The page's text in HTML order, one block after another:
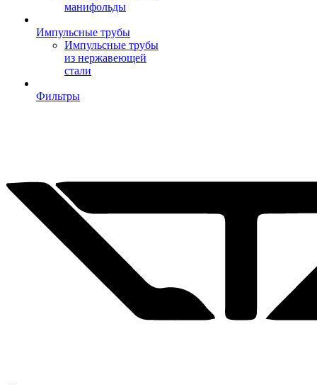
манифольды
Импульсные трубы
Импульсные трубы
из нержавеющей
стали
Фильтры